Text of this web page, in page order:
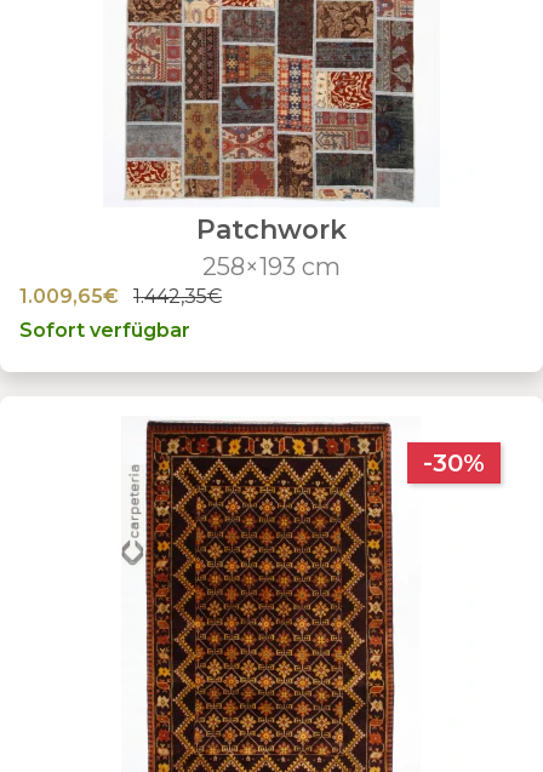
Patchwork
258×193 cm
1.009,65€
1.442,35€
Sofort verfügbar
-30%